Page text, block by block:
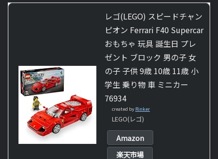
レゴ(LEGO) スピードチャン
ピオン Ferrari F40 Supercar
おもちゃ 玩具 誕生日 プレ
ゼント ブロック 男の子 女
の子 子供 9歳 10歳 11歳 小
学生 乗り物 車 ミニカー
76934
created by Rinker
LEGO(レゴ)
Amazon
楽天市場